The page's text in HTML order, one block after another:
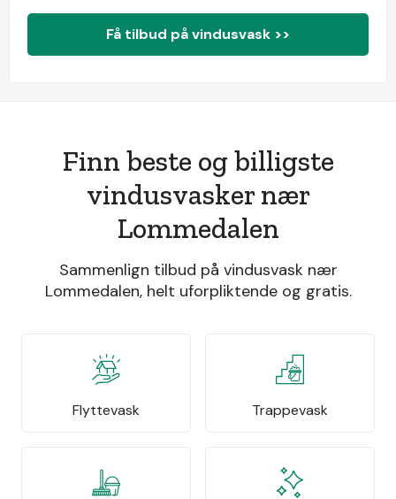
Få tilbud på vindusvask >>
Finn beste og billigste
vindusvasker nær
Lommedalen
Sammenlign tilbud på vindusvask nær
Lommedalen, helt uforpliktende og gratis.
Flyttevask Trappevask